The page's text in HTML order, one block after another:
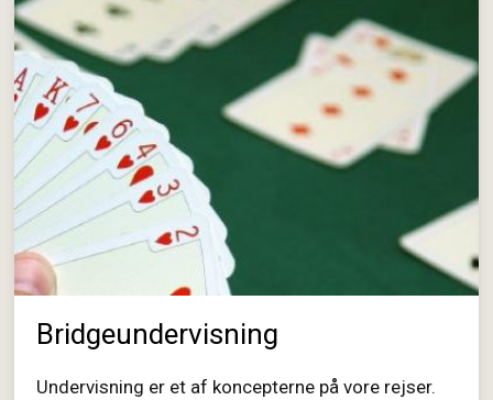
Bridgeundervisning
Undervisning er et af koncepterne på vore rejser.